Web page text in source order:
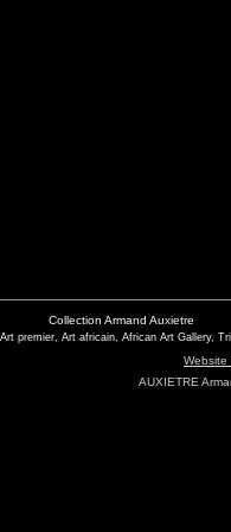
Collection Armand Auxietre
premier, Art africain, African Art Gallery,
Website
AUXIETRE